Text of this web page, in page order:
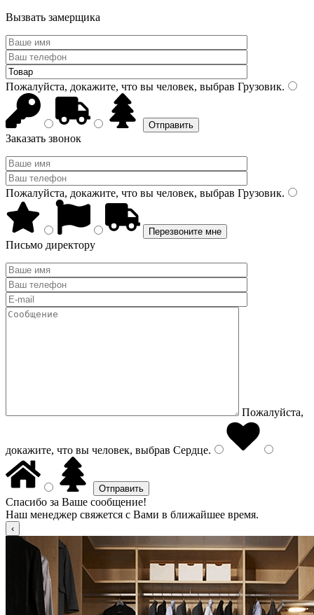
Вызвать замерщика
Пожалуйста, докажите, что вы человек, выбрав Грузовик.
Заказать звонок
Пожалуйста, докажите, что вы человек, выбрав Грузовик.
Письмо директору
Пожалуйста,
докажите, что вы человек, выбрав Сердце.
Спасибо за Ваше сообщение!
Наш менеджер свяжется с Вами в ближайшее время.